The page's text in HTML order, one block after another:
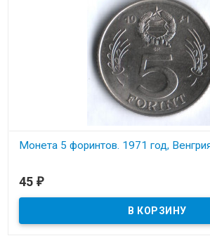
Монета 5 форинтов. 1971 год,
45 ₽